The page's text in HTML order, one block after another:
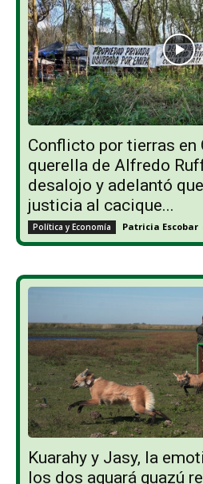
Conflicto por tierras en
querella de Alfredo
desalojo y adelantó
justicia al cacique...
Política y Economía Patricia Escobar
Kuarahy y Jasy, la
los dos aguará guazú